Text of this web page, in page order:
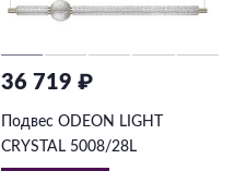
36 719 ₽
Подвес ODEON LIGHT
CRYSTAL 5008/28L